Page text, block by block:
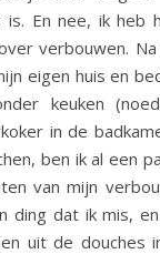
is. En nee, ik heb
verbouwen.
eigen huis en
keuken
in de
ben ik al een
van mijn
ding dat ik mis,
uit de douches